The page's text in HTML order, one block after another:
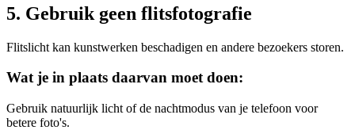
5. Gebruik geen flitsfotografie
Flitslicht kan kunstwerken beschadigen en andere bezoekers storen.
Wat je in plaats daarvan moet doen:
Gebruik natuurlijk licht of de nachtmodus van je telefoon voor
betere foto's.